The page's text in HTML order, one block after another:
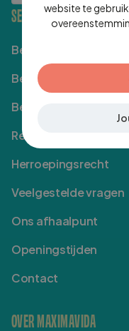
SERVICE
Bestellen
Betalen
Bezorgen
Retourneren
Herroepingsrecht
Veelgestelde vragen
Ons afhaalpunt
Openingstijden
Contact
OVER MAXIMAVIDA
website te